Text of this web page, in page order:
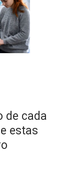
de cada
estas